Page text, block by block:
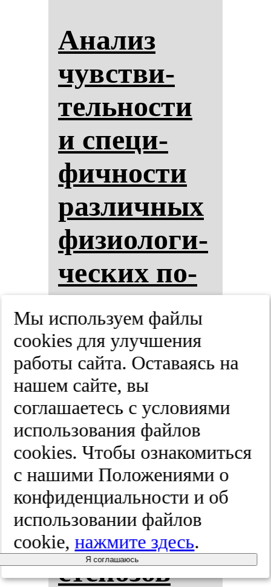
Ана­лиз
чувстви­
тель­нос­ти
и спе­ци­
фич­нос­ти
раз­лич­ных
фи­зи­оло­ги­
чес­ких по­
ка­за­те­лей
ко­ро­нар­но­
го кро­во­то­
ка для
оцен­ки
фун­кци­
ональ­ной
зна­чи­мос­ти
сте­но­зов
Мы используем файлы
cооkies для улучшения
работы сайта. Оставаясь на
нашем сайте, вы
соглашаетесь с условиями
использования файлов
cооkies. Чтобы ознакомиться
с нашими Положениями о
конфиденциальности и об
использовании файлов
cookie,нажмите здесь.
Я соглашаюсь